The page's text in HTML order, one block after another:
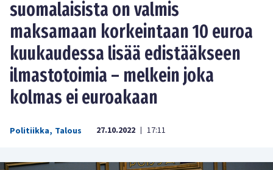
suomalaisista on valmis
maksamaan korkeintaan 10 euroa
kuukaudessa lisää edistääkseen
ilmastotoimia – melkein joka
kolmas ei euroakaan
Politiikka, Talous 27.10.2022 | 17:11